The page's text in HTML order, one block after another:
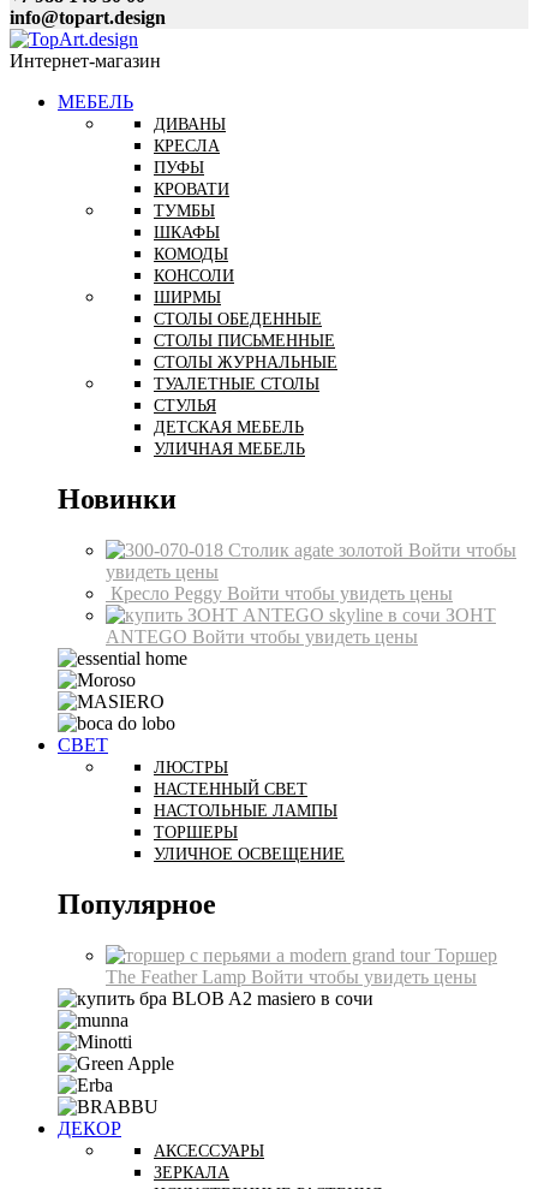
info@topart.design
Интернет-магазин
МЕБЕЛЬ
ДИВАНЫ
КРЕСЛА
ПУФЫ
КРОВАТИ
ТУМБЫ
ШКАФЫ
КОМОДЫ
КОНСОЛИ
ШИРМЫ
СТОЛЫ ОБЕДЕННЫЕ
СТОЛЫ ПИСЬМЕННЫЕ
СТОЛЫ ЖУРНАЛЬНЫЕ
ТУАЛЕТНЫЕ СТОЛЫ
СТУЛЬЯ
ДЕТСКАЯ МЕБЕЛЬ
УЛИЧНАЯ МЕБЕЛЬ
Новинки
Столик agate золотой Войти чтобы
увидеть цены
Кресло Peggy Войти чтобы увидеть цены
ЗОНТ
ANTEGO Войти чтобы увидеть цены
СВЕТ
ЛЮСТРЫ
НАСТЕННЫЙ СВЕТ
НАСТОЛЬНЫЕ ЛАМПЫ
ТОРШЕРЫ
УЛИЧНОЕ ОСВЕЩЕНИЕ
Популярное
Торшер
The Feather Lamp Войти чтобы увидеть цены
ДЕКОР
АКСЕССУАРЫ
ЗЕРКАЛА